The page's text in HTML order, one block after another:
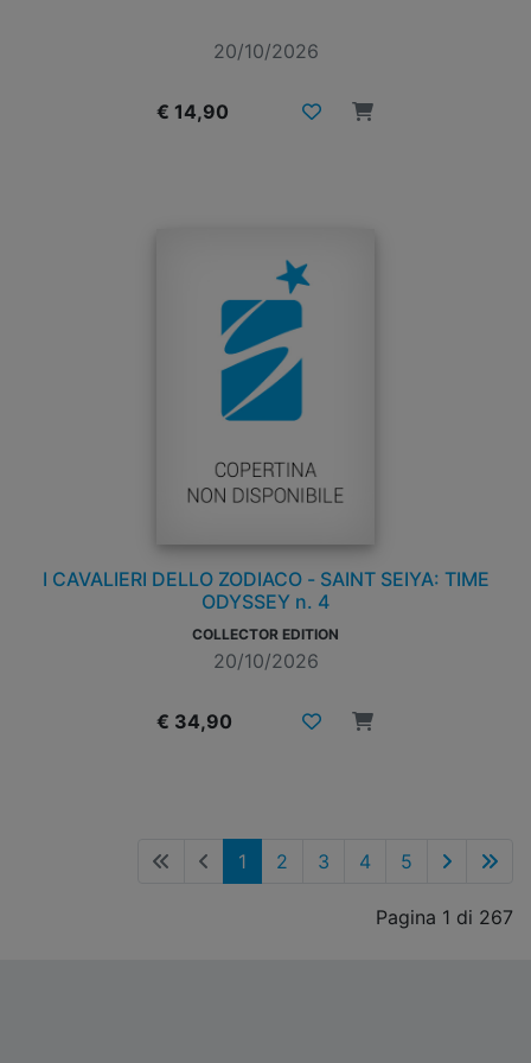
20/10/2026
€ 14,90
I CAVALIERI DELLO ZODIACO - SAINT SEIYA: TIME
ODYSSEY n. 4
COLLECTOR EDITION
20/10/2026
€ 34,90
1 2 3 4 5
Pagina 1 di 267